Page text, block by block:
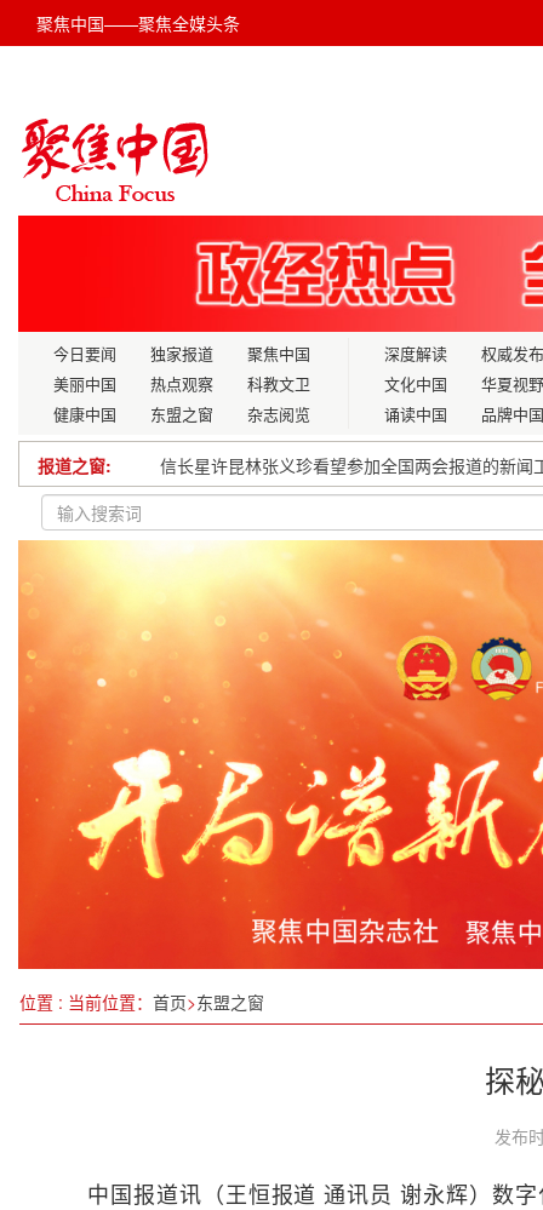
聚焦中国——聚焦全媒头条
今日要闻 独家报道
聚焦中国
美丽中国
热点观察
科教文卫
健康中国
东盟之窗 杂志阅览
深度解读
权威发布
文化中国
华夏视野
诵读中国
品牌中国
报道之窗:
临汾市政务服务中心“帮办代办”暖人心
跨越百年沧浪 奏响时代壮歌 记中华崛起同行者曾
农业农村现代化迈上新台阶
齐心协力向前行 同频共振必复兴
我国已研制和发布公共安全领域国家标准4000余项
前沿·东莞两会|政协委员、致公党党员刘小伟提案
智造世界 创造美好——2024世界制造业大会观察
全国各级行政复议机构办结案件35.2万件
《全国地理标志综合管理服务平台》运营模型解读
位置 : 当前位置： 首页>东盟之窗
探
发布
中国报道讯（王恒报道 通讯员 谢永辉）数